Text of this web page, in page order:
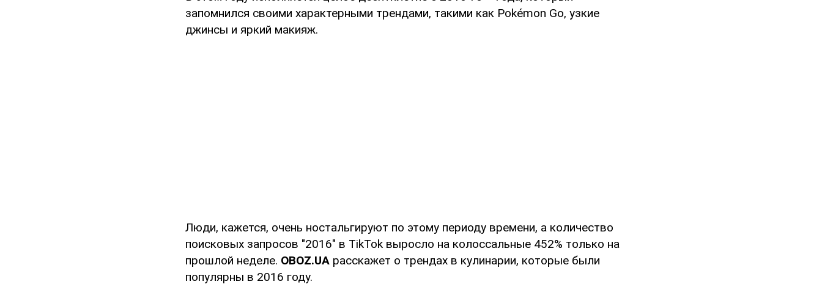
запомнился своими характерными трендами, такими как Pokémon Go, узкие
джинсы и яркий макияж.
Люди, кажется, очень ностальгируют по этому периоду времени, а количество
поисковых запросов "2016" в TikTok выросло на колоссальные 452% только на
прошлой неделе. OBOZ.UA расскажет о трендах в кулинарии, которые были
популярны в 2016 году.